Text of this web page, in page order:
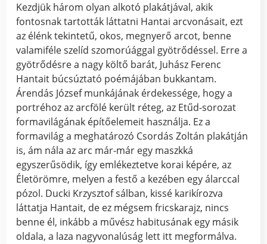
Kezdjük három olyan alkotó plakátjával, akik
fontosnak tartották láttatni Hantai arcvonásait, ezt
az élénk tekintetű, okos, megnyerő arcot, benne
valamiféle szelíd szomorúággal gyötrődéssel. Erre a
gyötrődésre a nagy költő barát, Juhász Ferenc
Hantait búcsúztató poémájában bukkantam.
Árendás József munkájának érdekessége, hogy a
portréhoz az arcfölé került réteg, az Etűd-sorozat
formavilágának építőelemeit használja. Ez a
formavilág a meghatározó Csordás Zoltán plakátján
is, ám nála az arc már-már egy maszkká
egyszerűsödik, így emlékeztetve korai képére, az
Életörömre, melyen a festő a kezében egy álarccal
pózol. Ducki Krzysztof sálban, kissé karikírozva
láttatja Hantait, de ez mégsem fricskarajz, nincs
benne él, inkább a művész habitusának egy másik
oldala, a laza nagyvonalúság lett itt megformálva.